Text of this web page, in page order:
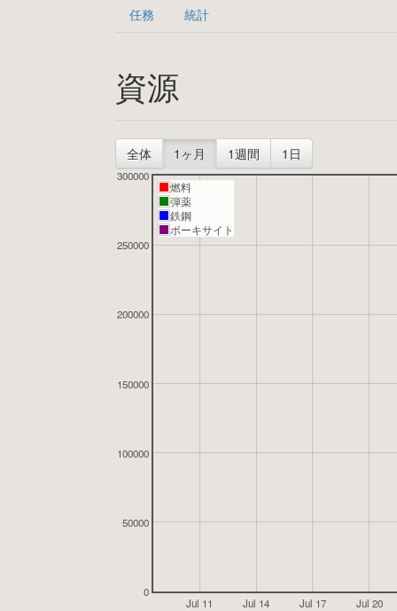
任務 統計
資源
全体 1ヶ月 1週間 1日
Jul 11 Jul 14 Jul 17 Jul 20
0
50000
100000
150000
200000
250000
300000
燃料
弾薬
鉄鋼
ボーキサイト